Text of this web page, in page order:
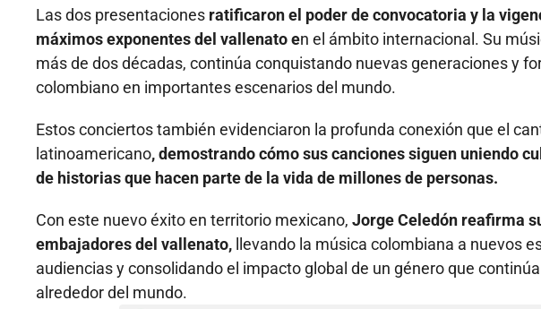
Las dos presentaciones ratificaron el poder de convocatoria y la
máximos exponentes del vallenato en el ámbito internacional. Su
más de dos décadas, continúa conquistando nuevas generaciones y
colombiano en importantes escenarios del mundo.
Estos conciertos también evidenciaron la profunda conexión que el
latinoamericano, demostrando cómo sus canciones siguen uniendo
de historias que hacen parte de la vida de millones de personas.
Con este nuevo éxito en territorio mexicano, Jorge Celedón reafirma
embajadores del vallenato, llevando la música colombiana a nuevos
audiencias y consolidando el impacto global de un género que
alrededor del mundo.